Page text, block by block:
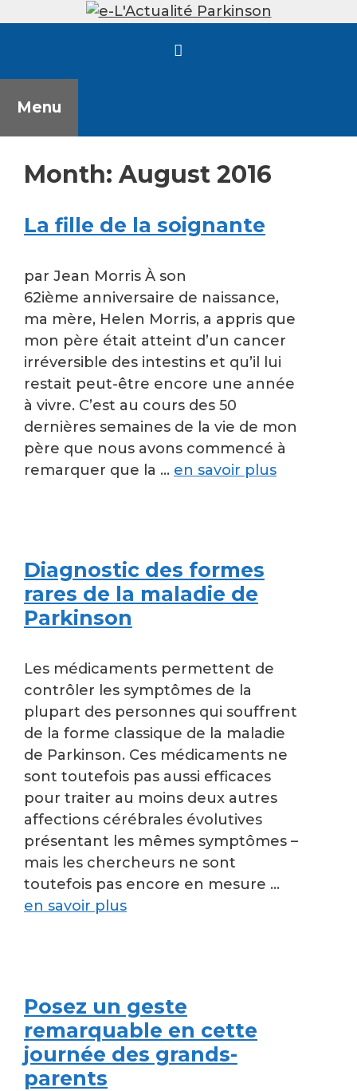
Menu
Month: August 2016
La fille de la soignante
par Jean Morris À son
62ième anniversaire de naissance,
ma mère, Helen Morris, a appris que
mon père était atteint d’un cancer
irréversible des intestins et qu’il lui
restait peut-être encore une année
à vivre. C’est au cours des 50
dernières semaines de la vie de mon
père que nous avons commencé à
remarquer que la … en savoir plus
Diagnostic des formes
rares de la maladie de
Parkinson
Les médicaments permettent de
contrôler les symptômes de la
plupart des personnes qui souffrent
de la forme classique de la maladie
de Parkinson. Ces médicaments ne
sont toutefois pas aussi efficaces
pour traiter au moins deux autres
affections cérébrales évolutives
présentant les mêmes symptômes –
mais les chercheurs ne sont
toutefois pas encore en mesure …
en savoir plus
Posez un geste
remarquable en cette
journée des grands-
parents